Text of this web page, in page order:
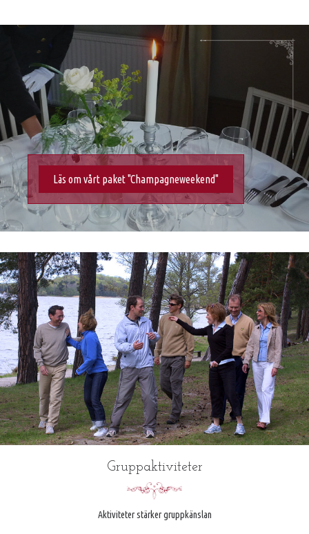
Läs om vårt paket "Champagneweekend"
Gruppaktiviteter
Aktiviteter stärker gruppkänslan